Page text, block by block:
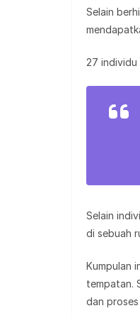
Selain
27
Selain
di sebuah
Kumpulan
tempatan.
dan